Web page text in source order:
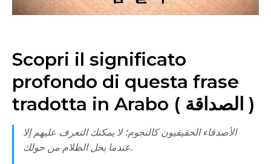
Scopri il significato
profondo di questa frase
tradotta in Arabo ( الصداقة )
الأصدقاء الحقيقيون كالنجوم؛ لا يمكنك التعرف عليهم إلا
عندما يحل الظلام من حولك.